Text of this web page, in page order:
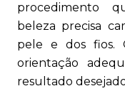
procedimento
beleza precisa
pele e dos fios.
orientação
resultado